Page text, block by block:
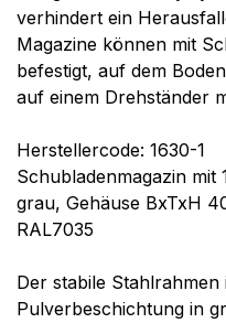
verhindert ein
Magazine können mit
befestigt, auf dem
auf einem Drehständer
Herstellercode: 1630-1
Schubladenmagazin mit
grau, Gehäuse BxTxH
RAL7035
Der stabile
Pulverbeschichtung in